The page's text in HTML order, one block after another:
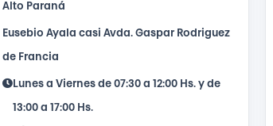
Alto Paraná
Eusebio Ayala casi Avda. Gaspar Rodriguez
de Francia
Lunes a Viernes de 07:30 a 12:00 Hs. y de
13:00 a 17:00 Hs.